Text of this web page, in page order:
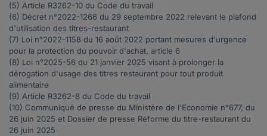
(5) Article R3262-10 du Code du travail
(6) Décret n°2022-1266 du 29 septembre 2022 relevant le plafond
d'utilisation des titres-restaurant
(7) Loi n°2022-1158 du 16 août 2022 portant mesures d'urgence
pour la protection du pouvoir d'achat, article 6
(8) Loi n°2025-56 du 21 janvier 2025 visant à prolonger la
dérogation d'usage des titres restaurant pour tout produit
alimentaire
(9) Article R3262-8 du Code du travail
(10) Communiqué de presse du Ministère de l'Economie n°677, du
26 juin 2025 et Dossier de presse Réforme du titre-restaurant du
26 juin 2025